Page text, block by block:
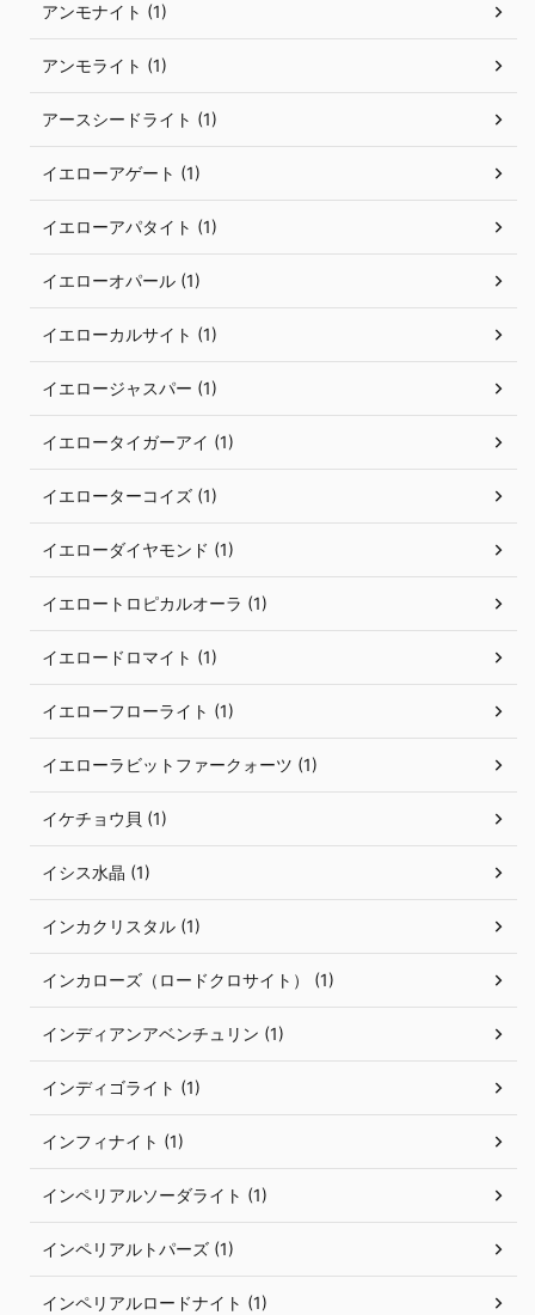
アンモナイト (1)
アンモライト (1)
アースシードライト (1)
イエローアゲート (1)
イエローアパタイト (1)
イエローオパール (1)
イエローカルサイト (1)
イエロージャスパー (1)
イエロータイガーアイ (1)
イエローターコイズ (1)
イエローダイヤモンド (1)
イエロートロピカルオーラ (1)
イエロードロマイト (1)
イエローフローライト (1)
イエローラビットファークォーツ (1)
イケチョウ貝 (1)
イシス水晶 (1)
インカクリスタル (1)
インカローズ（ロードクロサイト） (1)
インディアンアベンチュリン (1)
インディゴライト (1)
インフィナイト (1)
インペリアルソーダライト (1)
インペリアルトパーズ (1)
インペリアルロードナイト (1)